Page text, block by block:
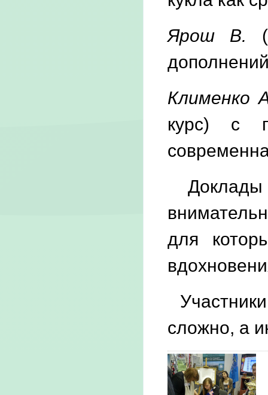
Ярош В.
Клименко
курс) с
Доклады
для
сложно, а